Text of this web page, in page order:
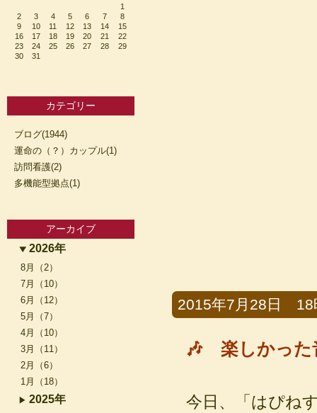
2015年7月28日 18
🎶 楽しかっ
今日、「はぴね
1
2
3 4 5 6 7
8
9
10 11 12 13 14
15
16
17 18 19 20 21
22
23
24 25 26 27 28
29
30
31
カテゴリー
ブログ(1944)
運命の（？）カップル(1)
訪問看護(2)
多機能型拠点(1)
アーカイブ
2026年
8月（2）
7月（10）
6月（12）
5月（7）
4月（10）
3月（11）
2月（6）
1月（18）
2025年